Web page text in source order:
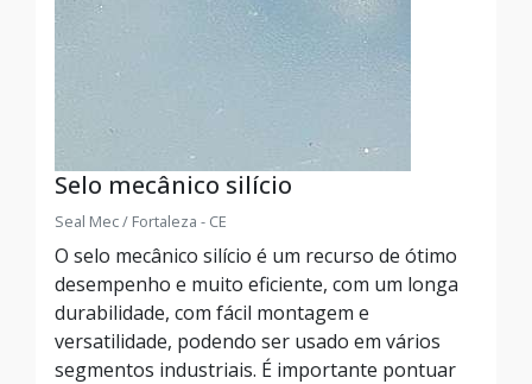
Selo mecânico silício
Seal Mec / Fortaleza - CE
O selo mecânico silício é um recurso de ótimo
desempenho e muito eficiente, com um longa
durabilidade, com fácil montagem e
versatilidade, podendo ser usado em vários
segmentos industriais. É importante pontuar